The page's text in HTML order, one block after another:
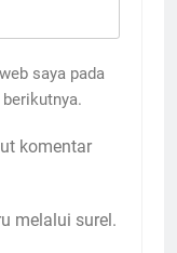
saya pada
komentar
melalui surel.